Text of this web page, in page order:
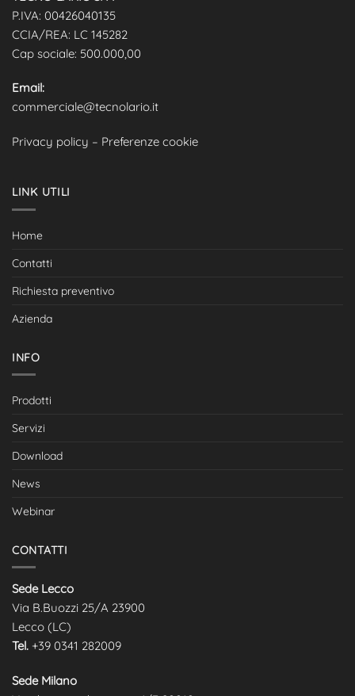
P.IVA: 00426040135
CCIA/REA: LC 145282
Cap sociale: 500.000,00
Email:
commerciale@tecnolario.it
Privacy policy – Preferenze cookie
LINK UTILI
Home
Contatti
Richiesta preventivo
Azienda
INFO
Prodotti
Servizi
Download
News
Webinar
CONTATTI
Sede Lecco
Via B.Buozzi 25/A 23900
Lecco (LC)
Tel. +39 0341 282009
Sede Milano